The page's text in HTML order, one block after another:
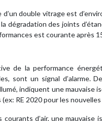
double vitrage est
dégradation des joints
est courante après
de la performance
sont un signal d’alarme.
indiquent une mauvaise
RE 2020 pour les
d’air, une mauvaise